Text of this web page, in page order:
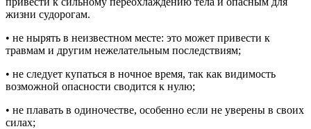
жизни судорогам.
• не нырять в неизвестном месте: это может привести к
травмам и другим нежелательным последствиям;
• не следует купаться в ночное время, так как видимость
возможной опасности сводится к нулю;
• не плавать в одиночестве, особенно если не уверены в своих
силах;